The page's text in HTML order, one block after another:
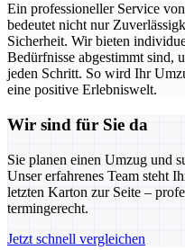
Ein professioneller Service
bedeutet nicht nur
Sicherheit. Wir bieten
Bedürfnisse abgestimmt sind,
jeden Schritt. So wird Ihr
eine positive Erlebniswelt.
Wir sind für Sie da
Sie planen einen Umzug und
Unser erfahrenes Team steht
letzten Karton zur Seite –
termingerecht.
Jetzt schnell vergleichen